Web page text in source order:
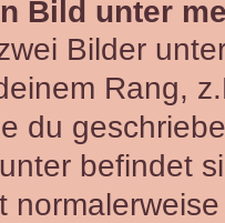
Bild unter
Bilder
Rang,
du
befindet